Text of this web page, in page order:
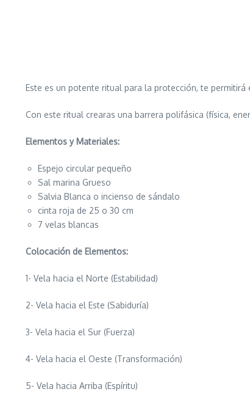
Este es un potente ritual para la protección, te
Con este ritual crearas una barrera polifásica (física,
Elementos y Materiales:
Espejo circular pequeño
Sal marina Grueso
Salvia Blanca o incienso de sándalo
cinta roja de 25 o 30 cm
7 velas blancas
Colocación de Elementos:
1- Vela hacia el Norte (Estabilidad)
2- Vela hacia el Este (Sabiduría)
3- Vela hacia el Sur (Fuerza)
4- Vela hacia el Oeste (Transformación)
5- Vela hacia Arriba (Espíritu)